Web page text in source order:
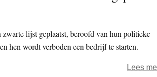
lijst geplaatst, beroofd van hun politieke
hen wordt verboden een bedrijf te starten.
Lees